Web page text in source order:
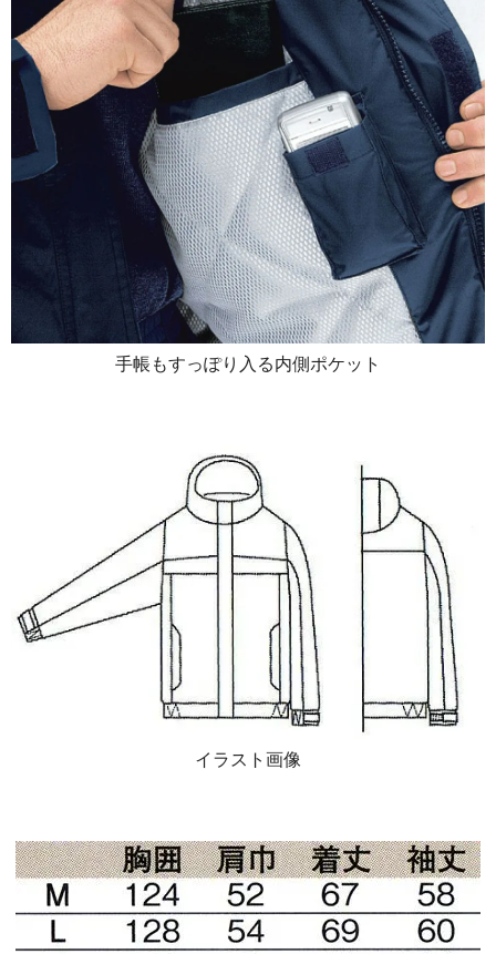
手帳もすっぽり入る内側ポケット
イラスト画像